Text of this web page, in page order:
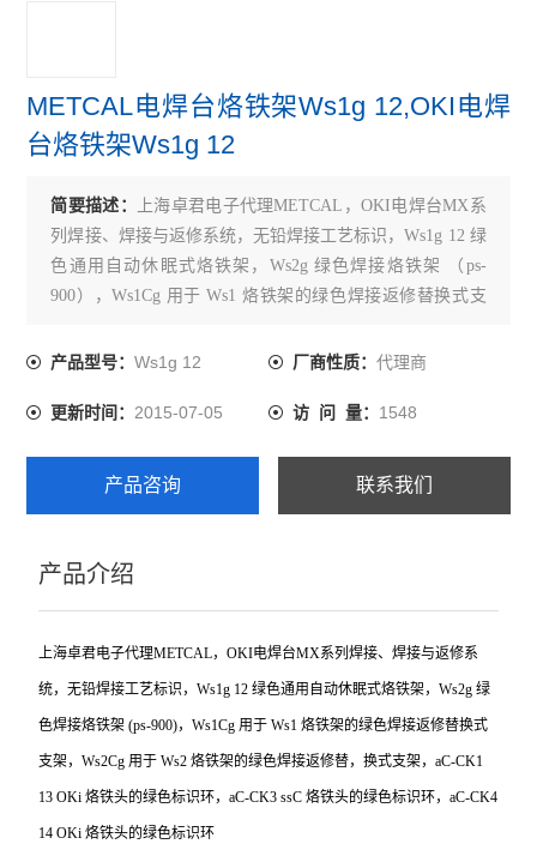
METCAL电焊台烙铁架Ws1g 12,OKI电焊
台烙铁架Ws1g 12
简要描述：
上海卓君电子代理METCAL，OKI电焊台MX系
列焊接、焊接与返修系统，无铅焊接工艺标识，Ws1g 12 绿
色通用自动休眠式烙铁架，Ws2g 绿色焊接烙铁架 （ps-
900），Ws1Cg 用于 Ws1 烙铁架的绿色焊接返修替换式支
架，aC-CK1 13 OKi 烙铁头的绿色标识环，aC-CK3 ssC 烙
产品型号：Ws1g 12 厂商性质： 代理商
更新时间：2015-07-05 访 问 量： 1548
产品咨询 联系我们
产品介绍
上海卓君电子代理METCAL，OKI电焊台MX系列焊接、焊接与返修系
统，无铅焊接工艺标识，Ws1g 12 绿色通用自动休眠式烙铁架，Ws2g 绿
色焊接烙铁架 (ps-900)，Ws1Cg 用于 Ws1 烙铁架的绿色焊接返修替换式
支架，Ws2Cg 用于 Ws2 烙铁架的绿色焊接返修替，换式支架，aC-CK1
13 OKi 烙铁头的绿色标识环，aC-CK3 ssC 烙铁头的绿色标识环，aC-CK4
14 OKi 烙铁头的绿色标识环